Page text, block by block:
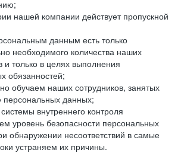
нашей компании действует пропускной
данным есть только
необходимого количества наших
и только в целях выполнения
обязанностей;
обучаем наших сотрудников, занятых
персональных данных;
внутреннего контроля
уровень безопасности персональных
обнаружении несоответствий в самые
устраняем их причины.